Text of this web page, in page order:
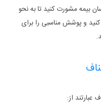
بیمه مشورت کنید تا به نحو
و پوشش مناسبی را برای
از: